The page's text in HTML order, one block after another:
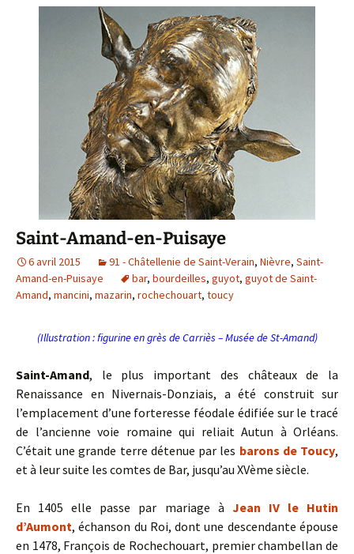
Saint-Amand-en-Puisaye
6 avril 2015 91 - Châtellenie de Saint-Verain, Nièvre, Saint-
Amand-en-Puisaye
bar, bourdeilles, guyot, guyot de Saint-
Amand, mancini, mazarin, rochechouart, toucy
(Illustration : figurine en grès de Carriès – Musée de St-Amand)
Saint-Amand, le plus important des châteaux de la
Renaissance en Nivernais-Donziais, a été construit sur
l’emplacement d’une forteresse féodale édifiée sur le tracé
de l’ancienne voie romaine qui reliait Autun à Orléans.
C’était une grande terre détenue par les barons de Toucy,
et à leur suite les comtes de Bar, jusqu’au XVème siècle.
En 1405 elle passe par mariage à Jean IV le Hutin
d’Aumont, échanson du Roi, dont une descendante épouse
en 1478, François de Rochechouart, premier chambellan de